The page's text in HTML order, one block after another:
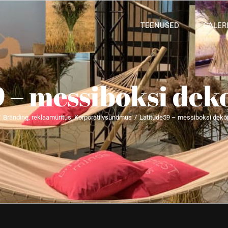
TEENUSED
messiboksi
Bränding, reklaamüritus,Korporatiivsündmus / Latitude59 – messiboksi